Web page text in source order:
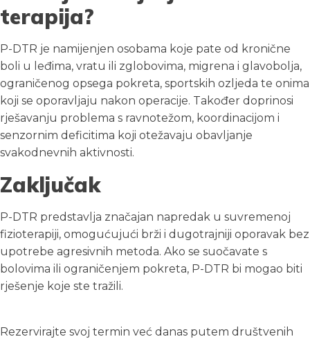
terapija?
P-DTR je namijenjen osobama koje pate od kronične
boli u leđima, vratu ili zglobovima, migrena i glavobolja,
ograničenog opsega pokreta, sportskih ozljeda te onima
koji se oporavljaju nakon operacije. Također doprinosi
rješavanju problema s ravnotežom, koordinacijom i
senzornim deficitima koji otežavaju obavljanje
svakodnevnih aktivnosti.
Zaključak
P-DTR predstavlja značajan napredak u suvremenoj
fizioterapiji, omogućujući brži i dugotrajniji oporavak bez
upotrebe agresivnih metoda. Ako se suočavate s
bolovima ili ograničenjem pokreta, P-DTR bi mogao biti
rješenje koje ste tražili.
Rezervirajte svoj termin već danas putem društvenih